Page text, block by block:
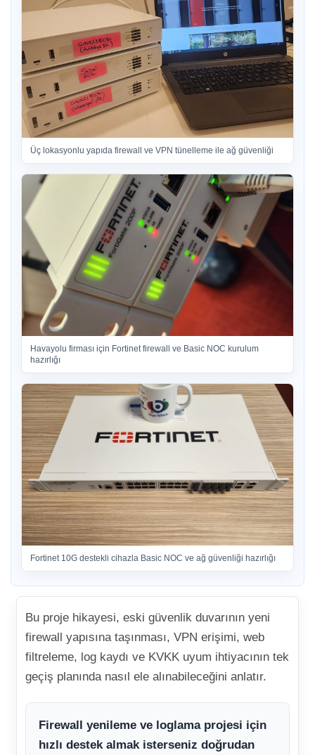
Üç lokasyonlu yapıda firewall ve VPN tünelleme ile ağ güvenliği
Havayolu firması için Fortinet firewall ve Basic NOC kurulum
hazırlığı
Fortinet 10G destekli cihazla Basic NOC ve ağ güvenliği hazırlığı
Bu proje hikayesi, eski güvenlik duvarının yeni
firewall yapısına taşınması, VPN erişimi, web
filtreleme, log kaydı ve KVKK uyum ihtiyacının tek
geçiş planında nasıl ele alınabileceğini anlatır.
Firewall yenileme ve loglama projesi için
hızlı destek almak isterseniz doğrudan